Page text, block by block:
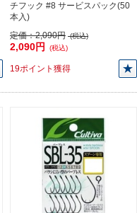
チフック #8 サービスパック(50
本入)
定価：2,090円 (税込)
2,090円 (税込)
19ポイント獲得